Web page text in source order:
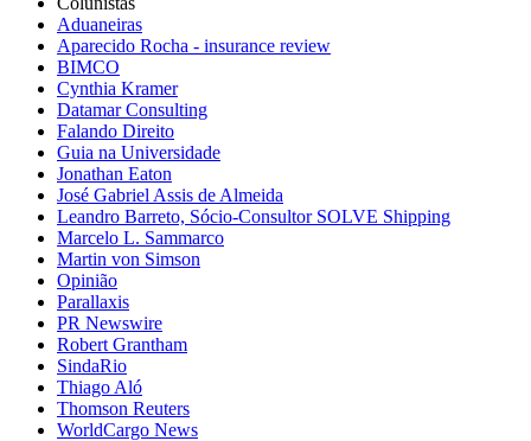
Aduaneiras
Aparecido Rocha - insurance review
BIMCO
Cynthia Kramer
Datamar Consulting
Falando Direito
Guia na Universidade
Jonathan Eaton
José Gabriel Assis de Almeida
Leandro Barreto, Sócio-Consultor SOLVE Shipping
Marcelo L. Sammarco
Martin von Simson
Opinião
Parallaxis
PR Newswire
Robert Grantham
SindaRio
Thiago Aló
Thomson Reuters
WorldCargo News